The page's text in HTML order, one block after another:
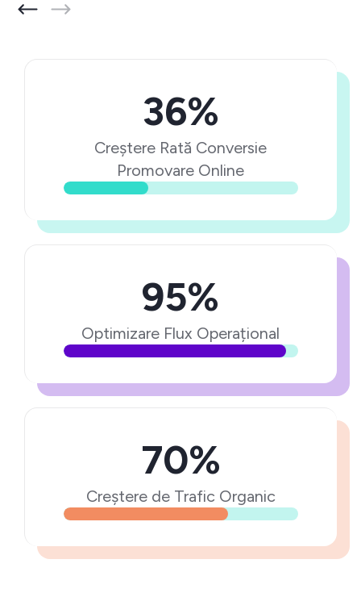
36%
Creștere Rată Conversie
Promovare Online
95%
Optimizare Flux Operațional
70%
Creștere de Trafic Organic